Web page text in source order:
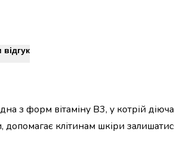
з форм вітаміну В3, у котрій
клітинам шкіри